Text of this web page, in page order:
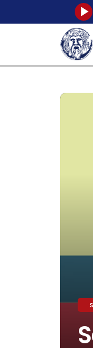
play_arrow